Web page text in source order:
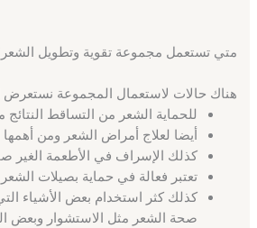
متي تستعمل مجموعة تقوية وتطويل
هناك حالات لاستعمال المجموعة نستعرض
للحماية الشعر من التساقط النتائج
أيضا لعلاج أمراض الشعر ومن أهمها
كذلك الإسراف في الأطعمة الغير
تعتبر فعالة في حماية بصيلات
كذلك كثر استخدام بعض الأشياء
صحة الشعر مثل الاستشوار وبعض